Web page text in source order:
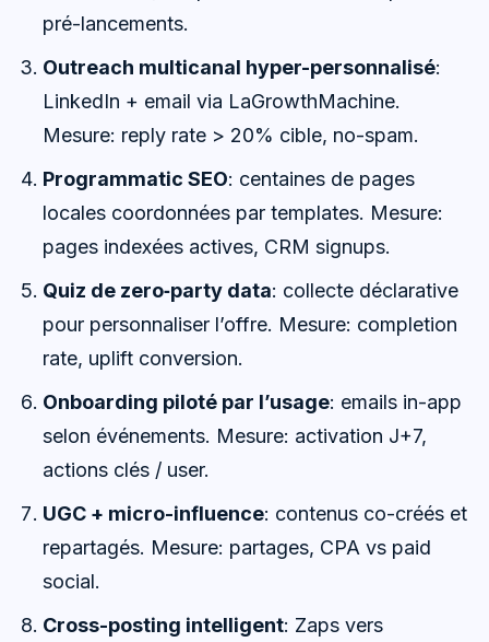
pré-lancements.
Outreach multicanal hyper-personnalisé:
LinkedIn + email via LaGrowthMachine.
Mesure: reply rate > 20% cible, no-spam.
Programmatic SEO: centaines de pages
locales coordonnées par templates. Mesure:
pages indexées actives, CRM signups.
Quiz de zero‑party data: collecte déclarative
pour personnaliser l’offre. Mesure: completion
rate, uplift conversion.
Onboarding piloté par l’usage: emails in-app
selon événements. Mesure: activation J+7,
actions clés / user.
UGC + micro-influence: contenus co-créés et
repartagés. Mesure: partages, CPA vs paid
social.
Cross-posting intelligent: Zaps vers